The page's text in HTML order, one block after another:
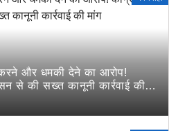
करने और धमकी देने का आरोप!
से की सख्त कानूनी कार्रवाई की